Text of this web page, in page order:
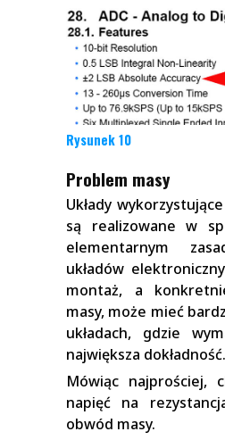
Rysunek 10
Problem masy
Układy
są realizowane w
elementarnym
układów
montaż, a
masy, może mieć
układach, gdzie
największa dokładność.
Mówiąc najprościej,
napięć na
obwód masy.